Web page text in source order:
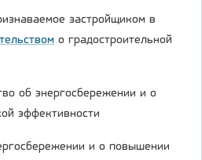
застройщиком в
о градостроительной
об энергосбережении и о
эффективности
и о повышении